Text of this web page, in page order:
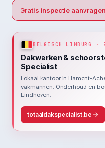
Gratis inspectie aanvragen
BELGISCH LIMBURG ·
Dakwerken &
Specialist
Lokaal kantoor in Hamont-
vakmannen. Onderhoud en
Eindhoven.
totaaldakspecialist.be